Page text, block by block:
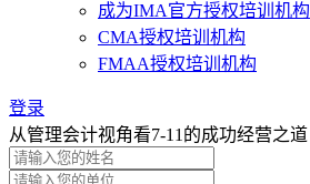
成为IMA官方授权培训机构
CMA授权培训机构
FMAA授权培训机构
登录
从管理会计视角看7-11的成功经营之道